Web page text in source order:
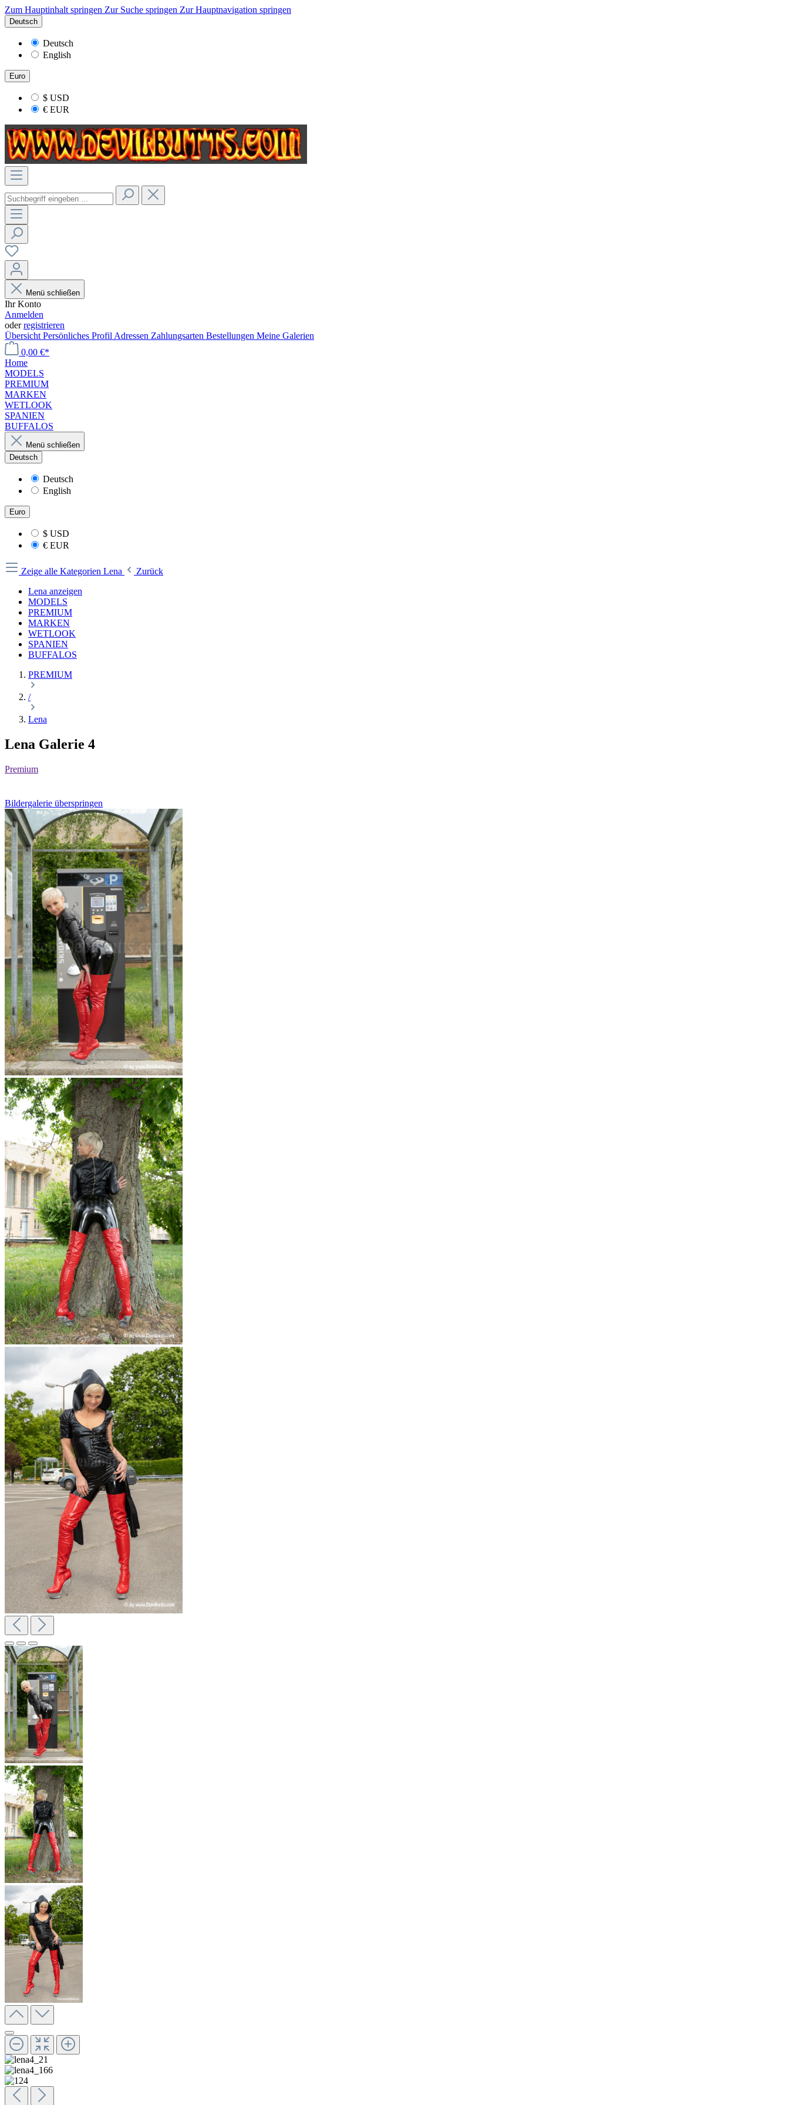
Zum Hauptinhalt springen Zur Suche springen Zur Hauptnavigation springen
Deutsch
Deutsch
English
Euro
$ USD
€ EUR
Menü schließen
Ihr Konto
Anmelden
oderregistrieren
Übersicht Persönliches Profil Adressen Zahlungsarten Bestellungen Meine Galerien
0,00 €*
Home
MODELS
PREMIUM
MARKEN
WETLOOK
SPANIEN
BUFFALOS
Menü schließen
Deutsch
Deutsch
English
Euro
$ USD
€ EUR
Zeige alle Kategorien Lena
Zurück
Lena anzeigen
MODELS
PREMIUM
MARKEN
WETLOOK
SPANIEN
BUFFALOS
PREMIUM
/
Lena
Lena Galerie 4
Premium
Bildergalerie überspringen